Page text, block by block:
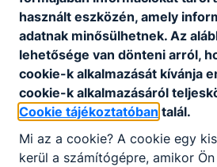
használt eszközén, amely
adatnak minősülhetnek. Az
lehetősége van dönteni arról,
cookie-k alkalmazását kívánja
cookie-k alkalmazásáról
Cookie tájékoztatóban talál.
Mi az a cookie? A cookie egy
kerül a számítógépre, amikor